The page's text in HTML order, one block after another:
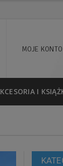
MOJE KONTO
I